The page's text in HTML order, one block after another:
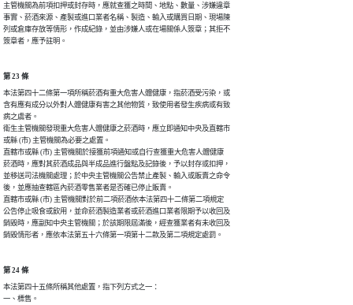
主管機關為前項扣押或封存時，應就查獲之時間、地點、數量、涉嫌違章
事實、菸酒來源、產製或進口業者名稱、製造、輸入或購買日期、現場陳
列或倉庫存放等情形，作成紀錄，並由涉嫌人或在場關係人簽章；其拒不
簽章者，應予註明。
第 23 條
本法第四十二條第一項所稱菸酒有重大危害人體健康，指菸酒受污染，或
含有應有成分以外對人體健康有害之其他物質，致使用者發生疾病或有致
病之虞者。
衛生主管機關發現重大危害人體健康之菸酒時，應立即通知中央及直轄市
或縣 (市) 主管機關為必要之處置。
直轄市或縣 (市) 主管機關於接獲前項通知或自行查獲重大危害人體健康
菸酒時，應對其菸酒成品與半成品進行盤點及記錄後，予以封存或扣押，
並移送司法機關處理；於中央主管機關公告禁止產製、輸入或販賣之命令
後，並應抽查轄區內菸酒零售業者是否確已停止販賣。
直轄市或縣 (市) 主管機關對於前二項菸酒依本法第四十二條第二項規定
公告停止吸食或飲用，並命菸酒製造業者或菸酒進口業者限期予以收回及
銷毀時，應副知中央主管機關；於該期限屆滿後，經查獲業者有未收回及
銷毀情形者，應依本法第五十六條第一項第十二款及第二項規定處罰。
第 24 條
本法第四十五條所稱其他處置，指下列方式之一：
一、標售。